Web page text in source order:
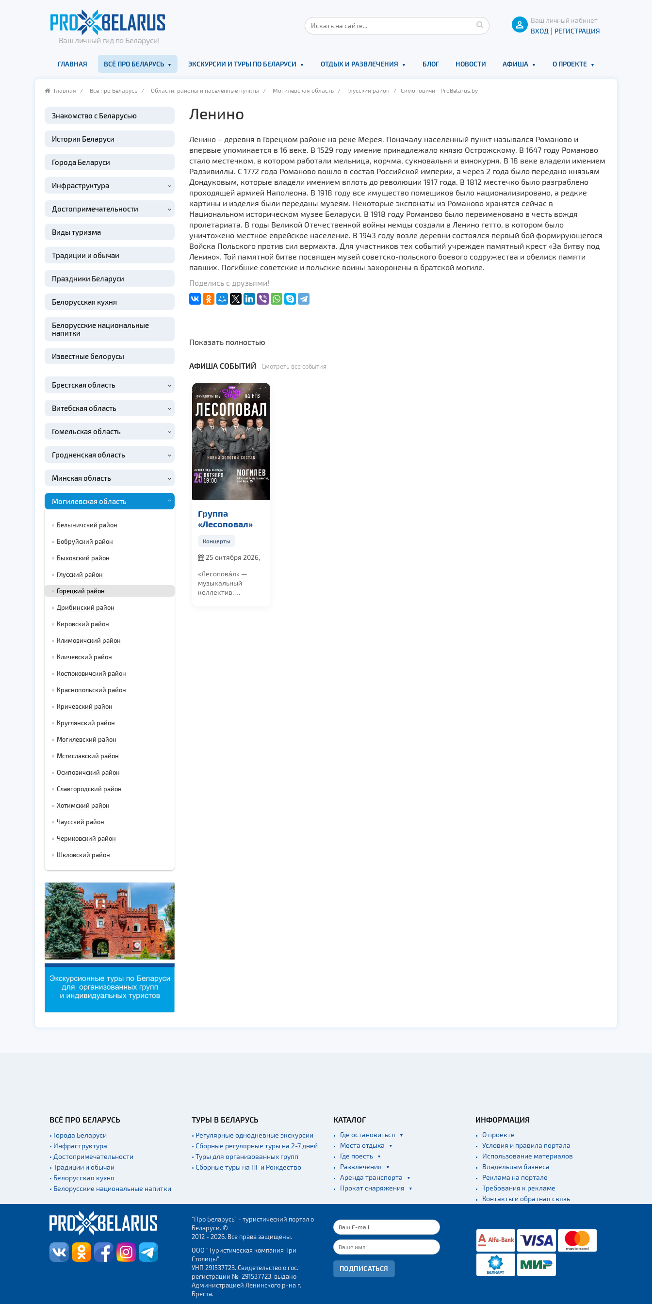
Ваш личный гид по Беларуси!
Ваш личный кабинет
ВХОД | РЕГИСТРАЦИЯ
ГЛАВНАЯ ВСЁ ПРО БЕЛАРУСЬ ЭКСКУРСИИ И ТУРЫ ПО БЕЛАРУСИ ОТДЫХ И РАЗВЛЕЧЕНИЯ БЛОГ НОВОСТИ АФИША О ПРОЕКТЕ
Главная / Всё про Беларусь / Области, районы и населенные пункты / Могилевская область / Глусский район / Симоновичи - ProBelarus.by
Знакомство с Беларусью
История Беларуси
Города Беларуси
Инфраструктура
Достопримечательности
Виды туризма
Традиции и обычаи
Праздники Беларуси
Белорусская кухня
Белорусские национальные
напитки
Известные белорусы
Брестская область
Витебская область
Гомельская область
Гродненская область
Минская область
Могилевская область
Белыничский район
Бобруйский район
Быховский район
Глусский район
Горецкий район
Дрибинский район
Кировский район
Климовичский район
Кличевский район
Костюковичский район
Краснопольский район
Кричевский район
Круглянский район
Могилевский район
Мстиславский район
Осиповичский район
Славгородский район
Хотимский район
Чаусский район
Чериковский район
Шкловский район
Ленино
Ленино – деревня в Горецком районе на реке Мерея. Поначалу населенный пункт назывался Романово и
впервые упоминается в 16 веке. В 1529 году имение принадлежало князю Острожскому. В 1647 году Романово
стало местечком, в котором работали мельница, корчма, сукновальня и винокурня. В 18 веке владели имением
Радзивиллы. С 1772 года Романово вошло в состав Российской империи, а через 2 года было передано князьям
Дондуковым, которые владели имением вплоть до революции 1917 года. В 1812 местечко было разграблено
проходящей армией Наполеона. В 1918 году все имущество помещиков было национализировано, а редкие
картины и изделия были переданы музеям. Некоторые экспонаты из Романово хранятся сейчас в
Национальном историческом музее Беларуси. В 1918 году Романово было переименовано в честь вождя
пролетариата. В годы Великой Отечественной войны немцы создали в Ленино гетто, в котором было
уничтожено местное еврейское население. В 1943 году возле деревни состоялся первый бой формирующегося
Войска Польского против сил вермахта. Для участников тех событий учрежден памятный крест «За битву под
Ленино». Той памятной битве посвящен музей советско-польского боевого содружества и обелиск памяти
павших. Погибшие советские и польские воины захоронены в братской могиле.
Поделись с друзьями!
Показать полностью
АФИША СОБЫТИЙ Смотреть все события
Группа
«Лесоповал»
Концерты
25 октября 2026,
«Лесопова́л» —
музыкальный
коллектив,
ВСЁ ПРО БЕЛАРУСЬ
• Города Беларуси
• Инфраструктура
• Достопримечательности
• Традиции и обычаи
• Белорусская кухня
• Белорусские национальные напитки
ТУРЫ В БЕЛАРУСЬ
• Регулярные однодневные экскурсии
• Сборные регулярные туры на 2-7 дней
• Туры для организованных групп
• Сборные туры на НГ и Рождество
КАТАЛОГ
Где остановиться
Места отдыха
Где поесть
Развлечения
Аренда транспорта
Прокат снаряжения
ИНФОРМАЦИЯ
О проекте
Условия и правила портала
Использование материалов
Владельцам бизнеса
Реклама на портале
Требования к рекламе
Контакты и обратная связь
"Про Беларусь" - туристический портал о
Беларуси. ©
2012 - 2026. Все права защищены.
ООО "Туристическая компания Три
Столицы"
УНП 291537723. Свидетельство о гос.
регистрации № 291537723, выдано
Администрацией Ленинского р-на г.
Бреста.
ПОДПИСАТЬСЯ